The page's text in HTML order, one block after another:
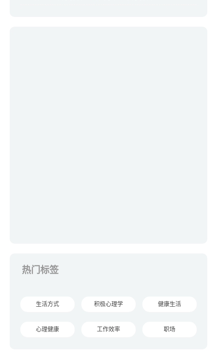
热门标签
生活方式 积极心理学 健康生活
心理健康 工作效率 职场